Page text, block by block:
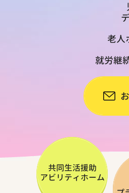
老人
就労継
共同生活援助
アビリティホーム